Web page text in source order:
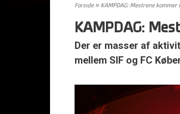
Forside» KAMPDAG: Mestrene
KAMPDAG:
Der er masser af
mellem SIF og FC